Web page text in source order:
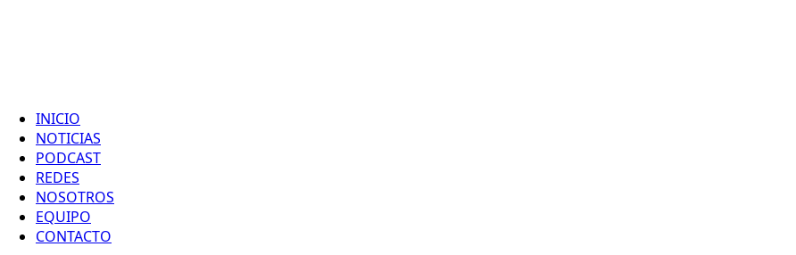
INICIO
NOTICIAS
PODCAST
REDES
NOSOTROS
EQUIPO
CONTACTO